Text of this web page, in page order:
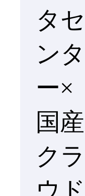
タセ
ンタ
ー×
国産
クラ
ウド